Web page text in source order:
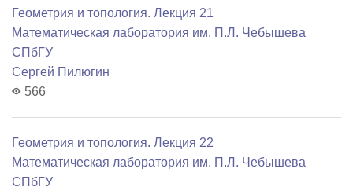
Геометрия и топология. Лекция 21
Математичеcкая лаборатория им. П.Л. Чебышева
СПбГУ
Сергей Пилюгин
566
Геометрия и топология. Лекция 22
Математичеcкая лаборатория им. П.Л. Чебышева
СПбГУ